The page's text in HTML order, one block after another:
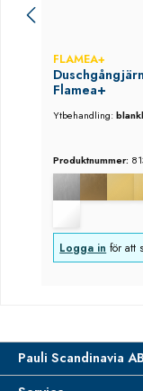
FLAMEA+
Flamea+
Ytbehandling:
Produktnummer:
Logga in för att
Pauli Scandinavia AB